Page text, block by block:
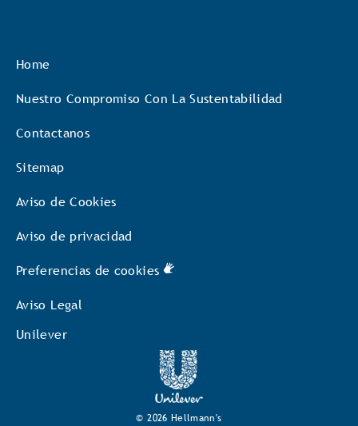
Home
Nuestro Compromiso Con La Sustentabilidad
Contactanos
Sitemap
Aviso de Cookies
Aviso de privacidad
Preferencias de cookies
Aviso Legal
Unilever
© 2026 Hellmann's